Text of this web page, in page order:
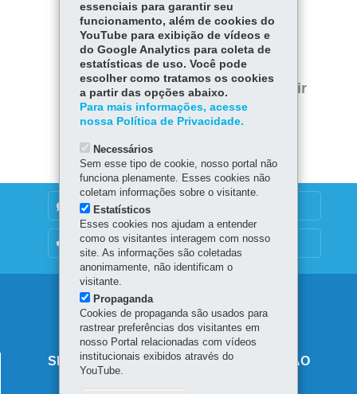
COMPARTILHE:
Fa
ce
bo
ok
Tw
itt
er
W
ha
ts
Ap
p
Voltar Início
Imprimir
Baixar
DENUNCIE CORRUPÇÃO
OUVIDORIA
Navegação
principal
SECRETARIA DE ESTADO DA EDUCAÇÃO
essenciais para garantir seu
funcionamento, além de cookies do
YouTube para exibição de vídeos e
do Google Analytics para coleta de
estatísticas de uso. Você pode
escolher como tratamos os cookies
a partir das opções abaixo.
Para mais informações, acesse
nossa Política de Privacidade.
Necessários
Sem esse tipo de cookie, nosso portal não
funciona plenamente. Esses cookies não
coletam informações sobre o visitante.
Estatísticos
Esses cookies nos ajudam a entender
como os visitantes interagem com nosso
site. As informações são coletadas
anonimamente, não identificam o
visitante.
Propaganda
Cookies de propaganda são usados para
rastrear preferências dos visitantes em
nosso Portal relacionadas com vídeos
institucionais exibidos através do
YouTube.